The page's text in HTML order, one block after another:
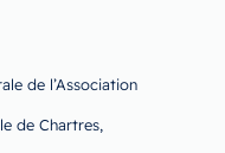
de l’Association
de Chartres,